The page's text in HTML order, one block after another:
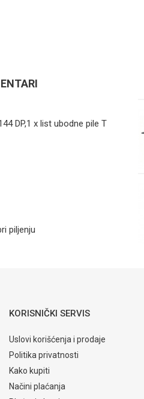
DP,1 x list ubodne pile T
piljenju
KORISNIČKI SERVIS
Uslovi korišćenja i prodaje
Politika privatnosti
Kako kupiti
Načini plaćanja